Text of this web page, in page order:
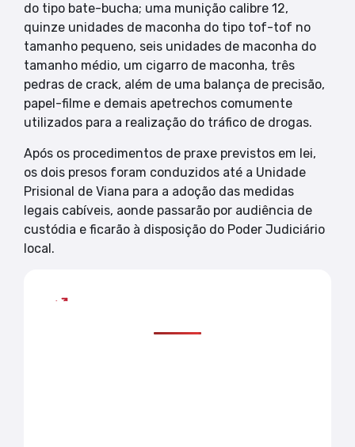
do tipo bate-bucha; uma munição calibre 12,
quinze unidades de maconha do tipo tof-tof no
tamanho pequeno, seis unidades de maconha do
tamanho médio, um cigarro de maconha, três
pedras de crack, além de uma balança de precisão,
papel-filme e demais apetrechos comumente
utilizados para a realização do tráfico de drogas.
Após os procedimentos de praxe previstos em lei,
os dois presos foram conduzidos até a Unidade
Prisional de Viana para a adoção das medidas
legais cabíveis, aonde passarão por audiência de
custódia e ficarão à disposição do Poder Judiciário
local.